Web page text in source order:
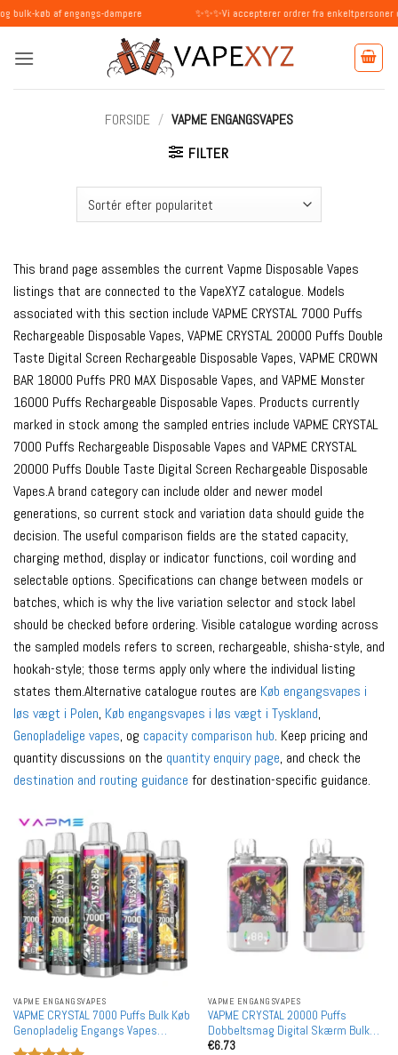
Fortsæt
til
indhold
af engangs-dampere ✨✨✨Vi accepterer ordrer fra enkeltpersoner og
FORSIDE / VAPME ENGANGSVAPES
FILTER
This brand page assembles the current Vapme Disposable Vapes
listings that are connected to the VapeXYZ catalogue. Models
associated with this section include VAPME CRYSTAL 7000 Puffs
Rechargeable Disposable Vapes, VAPME CRYSTAL 20000 Puffs Double
Taste Digital Screen Rechargeable Disposable Vapes, VAPME CROWN
BAR 18000 Puffs PRO MAX Disposable Vapes, and VAPME Monster
16000 Puffs Rechargeable Disposable Vapes. Products currently
marked in stock among the sampled entries include VAPME CRYSTAL
7000 Puffs Rechargeable Disposable Vapes and VAPME CRYSTAL
20000 Puffs Double Taste Digital Screen Rechargeable Disposable
Vapes.A brand category can include older and newer model
generations, so current stock and variation data should guide the
decision. The useful comparison fields are the stated capacity,
charging method, display or indicator functions, coil wording and
selectable options. Specifications can change between models or
batches, which is why the live variation selector and stock label
should be checked before ordering. Visible catalogue wording across
the sampled models refers to screen, rechargeable, shisha-style, and
hookah-style; those terms apply only where the individual listing
states them.Alternative catalogue routes are Køb engangsvapes i
løs vægt i Polen, Køb engangsvapes i løs vægt i Tyskland,
Genopladelige vapes, og capacity comparison hub. Keep pricing and
quantity discussions on the quantity enquiry page, and check the
destination and routing guidance for destination-specific guidance.
VAPME ENGANGSVAPES
VAPME CRYSTAL 7000 Puffs Bulk Køb
Genopladelig Engangs Vapes
Holesale
VAPME ENGANGSVAPES
VAPME CRYSTAL 20000 Puffs
Dobbeltsmag Digital Skærm Bulk
Køb Genopladelig Engangs Vapes
€6.73